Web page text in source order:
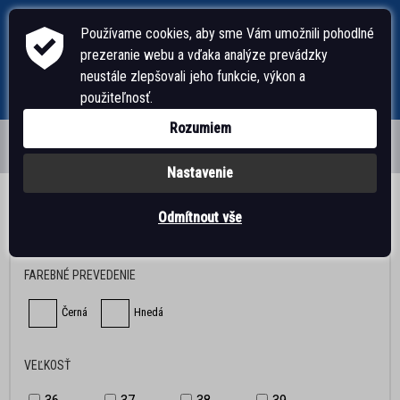
ÚVODNÁ STRÁNKA
DOMÁCA OBUV
FAREBNÉ PREVEDENIE
Černá Hnedá
VEĽKOSŤ
Používame cookies, aby sme Vám umožnili pohodlné
prezeranie webu a vďaka analýze prevádzky
neustále zlepšovali jeho funkcie, výkon a
použiteľnosť.
Rozumiem
Nastavenie
Odmítnout vše